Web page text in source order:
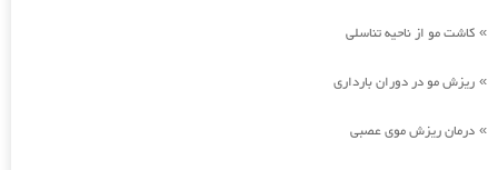
» کاشت مو از ناحیه تناسلی
» ریزش مو در دوران بارداری
» درمان ریزش موی عصبی